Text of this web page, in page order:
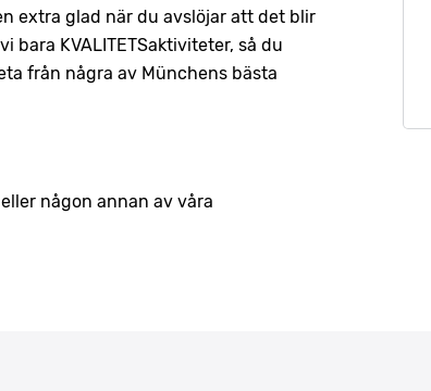
extra glad när du avslöjar att det blir
bara KVALITETSaktiviteter, så du
från några av Münchens bästa
någon annan av våra